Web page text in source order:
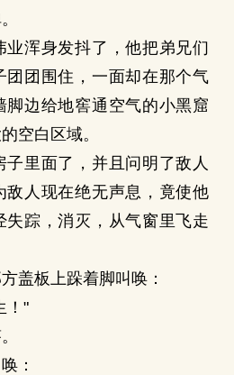
浑身发抖了，他把弟兄们
团团围住，一面却在那个气
脚边给地窖通空气的小黑窟
空白区域。
里面了，并且问明了敌人
敌人现在绝无声息，竟使他
失踪，消灭，从气窗里飞走
板上跺着脚叫唤：
"
：